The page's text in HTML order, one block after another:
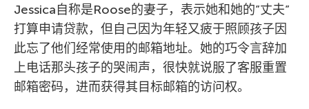
Jessica自称是Roose的妻子，表示她和她的”丈夫”
打算申请贷款，但自己因为年轻又疲于照顾孩子因
此忘了他们经常使用的邮箱地址。她的巧令言辞加
上电话那头孩子的哭闹声，很快就说服了客服重置
邮箱密码，进而获得其目标邮箱的访问权。